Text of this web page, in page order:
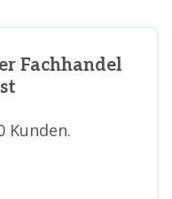
Fachhandel
Kunden.